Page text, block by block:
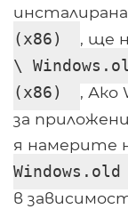
(x86)
, ще
\
(x86)
, Ако
за
я намерите
в